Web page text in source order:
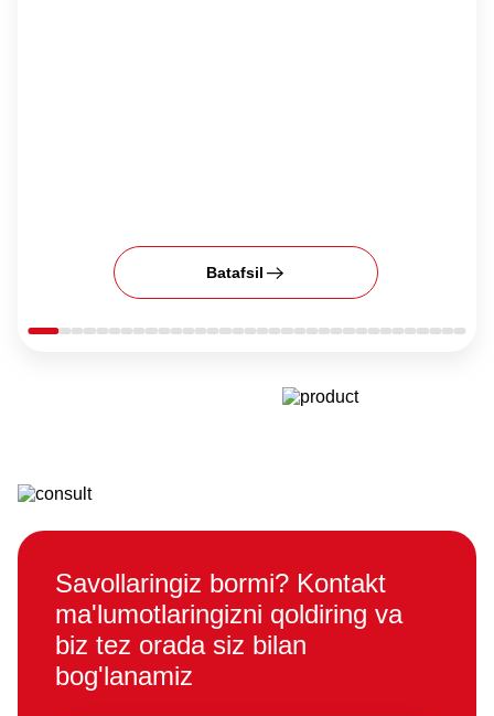
Batafsil
Savollaringiz bormi? Kontakt
ma'lumotlaringizni qoldiring va
biz tez orada siz bilan
bog'lanamiz